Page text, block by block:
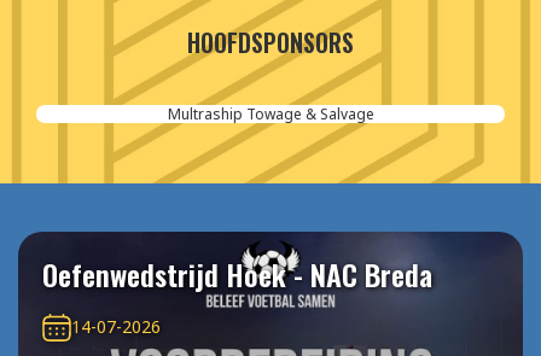
HOOFDSPONSORS
Aannemersbedrijf van der Poel
Oefenwedstrijd Hoek - NAC Breda
14-07-2026